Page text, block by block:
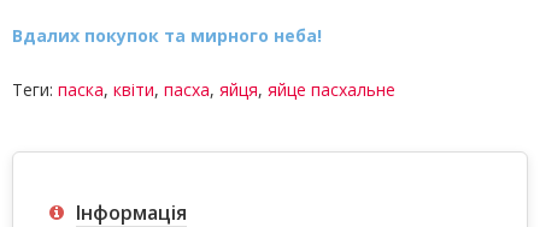
Вдалих покупок та мирного неба!
Теги: паска, квіти, пасха, яйця, яйце пасхальне
Інформація